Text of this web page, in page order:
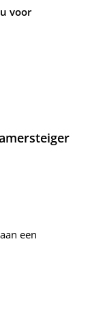
voor
een